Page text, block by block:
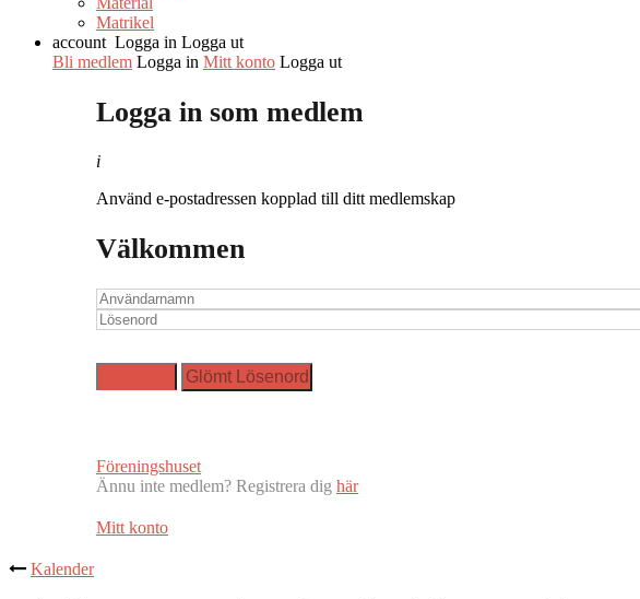
Matrikel
account Logga in Logga ut
Bli medlem Logga in Mitt konto Logga ut
Logga in som medlem
i
Använd e-postadressen kopplad till ditt medlemskap
Välkommen
Föreningshuset
Ännu inte medlem? Registrera dig här
Mitt konto
Kalender